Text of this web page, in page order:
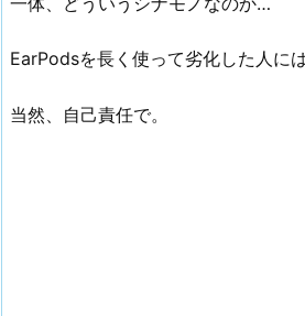
EarPodsを長く使って劣化した人に
当然、自己責任で。